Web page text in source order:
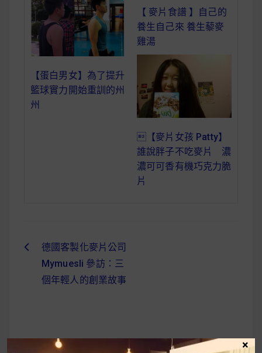
減醣料理食譜
蔬食純素營養
純素料理食譜
【蛋白男女】為了提升
籃球實力開始重訓的州
州
【 麥片食譜 】自己的
養生自己來 養生藜麥
雞湯
【麥片女孩 Patty】
誰說胖子不吃麥片 濃
濃可可香有機巧克力脆
片
文
德國客製化麥片公司
Mymuesli 參訪：三
個年輕人的創業故事
×